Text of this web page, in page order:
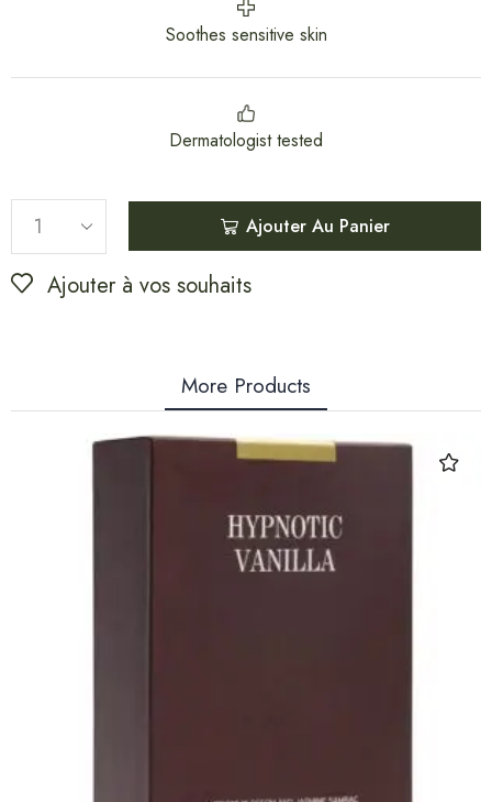
Soothes sensitive skin
Dermatologist tested
Ajouter Au Panier
Ajouter à vos souhaits
More Products